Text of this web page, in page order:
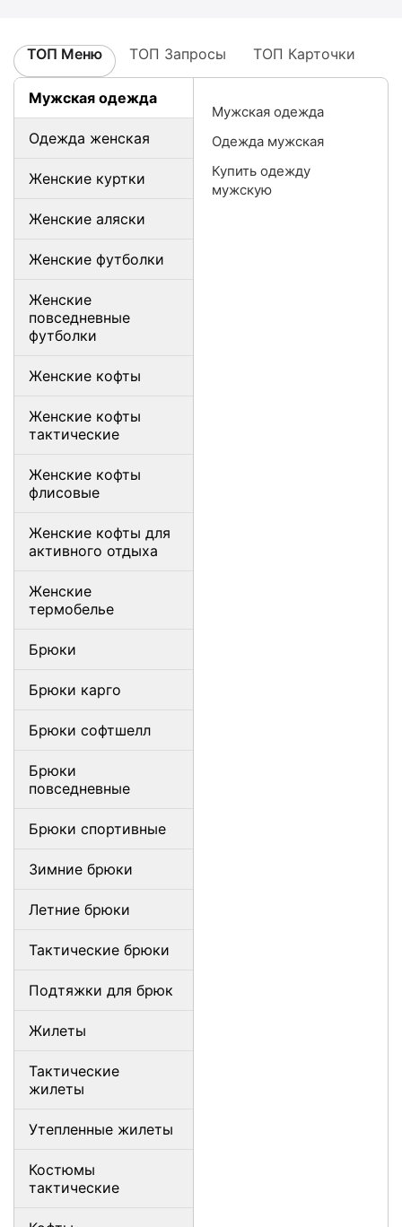
ТОП Меню ТОП Запросы ТОП Карточки
Мужская одежда
Одежда женская
Женские куртки
Женские аляски
Женские футболки
Женские
повседневные
футболки
Женские кофты
Женские кофты
тактические
Женские кофты
флисовые
Женские кофты для
активного отдыха
Женские
термобелье
Брюки
Брюки карго
Брюки софтшелл
Брюки
повседневные
Брюки спортивные
Зимние брюки
Летние брюки
Тактические брюки
Подтяжки для брюк
Жилеты
Тактические
жилеты
Утепленные жилеты
Костюмы
тактические
Мужская одежда
Одежда мужская
Купить одежду
мужскую